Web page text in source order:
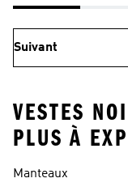
Suivant
VESTES
PLUS À
Manteaux